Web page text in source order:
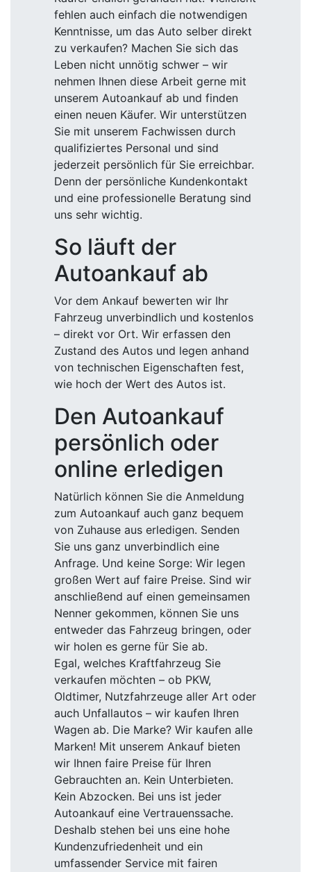
fehlen auch einfach die notwendigen
Kenntnisse, um das Auto selber direkt
zu verkaufen? Machen Sie sich das
Leben nicht unnötig schwer – wir
nehmen Ihnen diese Arbeit gerne mit
unserem Autoankauf ab und finden
einen neuen Käufer. Wir unterstützen
Sie mit unserem Fachwissen durch
qualifiziertes Personal und sind
jederzeit persönlich für Sie erreichbar.
Denn der persönliche Kundenkontakt
und eine professionelle Beratung sind
uns sehr wichtig.
So läuft der
Autoankauf ab
Vor dem Ankauf bewerten wir Ihr
Fahrzeug unverbindlich und kostenlos
– direkt vor Ort. Wir erfassen den
Zustand des Autos und legen anhand
von technischen Eigenschaften fest,
wie hoch der Wert des Autos ist.
Den Autoankauf
persönlich oder
online erledigen
Natürlich können Sie die Anmeldung
zum Autoankauf auch ganz bequem
von Zuhause aus erledigen. Senden
Sie uns ganz unverbindlich eine
Anfrage. Und keine Sorge: Wir legen
großen Wert auf faire Preise. Sind wir
anschließend auf einen gemeinsamen
Nenner gekommen, können Sie uns
entweder das Fahrzeug bringen, oder
wir holen es gerne für Sie ab.
Egal, welches Kraftfahrzeug Sie
verkaufen möchten – ob PKW,
Oldtimer, Nutzfahrzeuge aller Art oder
auch Unfallautos – wir kaufen Ihren
Wagen ab. Die Marke? Wir kaufen alle
Marken! Mit unserem Ankauf bieten
wir Ihnen faire Preise für Ihren
Gebrauchten an. Kein Unterbieten.
Kein Abzocken. Bei uns ist jeder
Autoankauf eine Vertrauenssache.
Deshalb stehen bei uns eine hohe
Kundenzufriedenheit und ein
umfassender Service mit fairen